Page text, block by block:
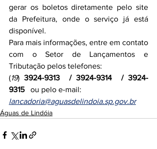
gerar os boletos diretamente pelo site
da Prefeitura, onde o serviço já está
disponível.
Para mais informações, entre em contato
com o Setor de Lançamentos e
Tributação pelos telefones:
(19) 3924-9313  / 3924-9314  / 3924-
9315 ou pelo e-mail:
lancadoria@aguasdelindoia.sp.gov.br
Águas de Lindóia